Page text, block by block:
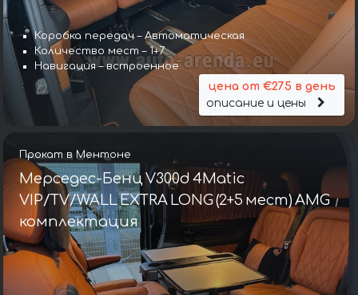
Коробка передач – Автоматическая
Количество мест – 1+7
Навигация – встроенное
цена от €275 в день
описание и цены
Прокат в Ментоне
Мерседес-Бенц V300d 4Matic
VIP/TV/WALL EXTRA LONG (2+5 мест) AMG
комплектация